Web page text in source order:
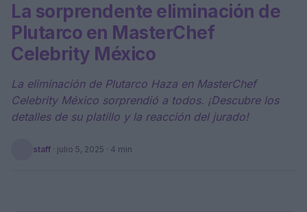
La sorprendente eliminación de
Plutarco en MasterChef
Celebrity México
La eliminación de Plutarco Haza en MasterChef
Celebrity México sorprendió a todos. ¡Descubre los
detalles de su platillo y la reacción del jurado!
staff · julio 5, 2025 · 4 min